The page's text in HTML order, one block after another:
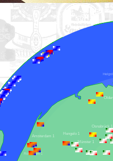
Amsterdam 1
Rotterdam 1
Osnabrück 1
Münster 1
Hengelo 1